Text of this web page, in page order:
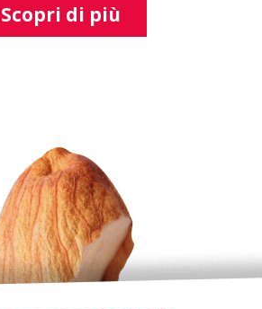
Scopri di più